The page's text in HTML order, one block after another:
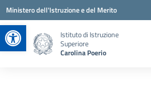
Apri la barra degli
Vai ai contenuti
Vai al menu di navigazione
Vai al footer
Ministero dell'Istruzione e del Merito
Istituto di Istruzione
Superiore
Carolina Poerio